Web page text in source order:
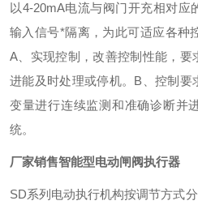
以4-20mA电流与阀门开充相对应
输入信号*隔离，为此可适应各种
A、实现控制，改善控制性能，
进能及时处理或停机。B、控制要
变量进行连续监测和准确诊断并
统。
厂家销售智能型电动闸阀执行器
SD系列电动执行机构按调节方式